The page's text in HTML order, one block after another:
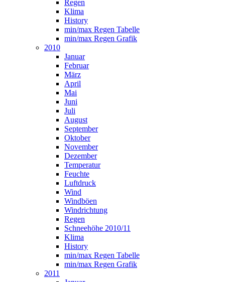
Regen
Klima
History
min/max Regen Tabelle
min/max Regen Grafik
2010
Januar
Februar
März
April
Mai
Juni
Juli
August
September
Oktober
November
Dezember
Temperatur
Feuchte
Luftdruck
Wind
Windböen
Windrichtung
Regen
Schneehöhe 2010/11
Klima
History
min/max Regen Tabelle
min/max Regen Grafik
2011